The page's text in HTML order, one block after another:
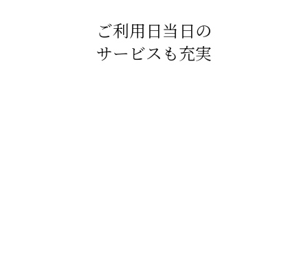
ご利用日当日の
サービスも充実